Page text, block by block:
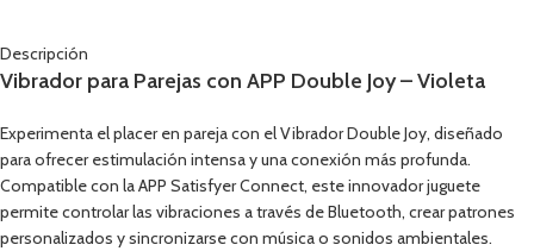
Descripción
Vibrador para Parejas con APP Double Joy – Violeta
Experimenta el placer en pareja con el Vibrador Double Joy, diseñado
para ofrecer estimulación intensa y una conexión más profunda.
Compatible con la APP Satisfyer Connect, este innovador juguete
permite controlar las vibraciones a través de Bluetooth, crear patrones
personalizados y sincronizarse con música o sonidos ambientales.